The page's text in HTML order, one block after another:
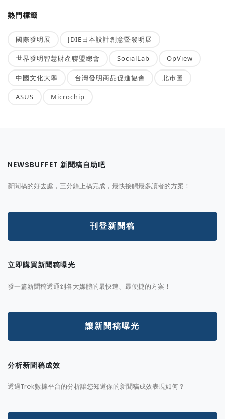
熱門標籤
國際發明展 JDIE日本設計創意暨發明展
世界發明智慧財產聯盟總會 SocialLab OpView
中國文化大學 台灣發明商品促進協會 北市圖
ASUS Microchip
NEWSBUFFET 新聞稿自助吧
新聞稿的好去處，三分鐘上稿完成，最快接觸最多讀者的方案！
刊登新聞稿
立即購買新聞稿曝光
發一篇新聞稿透通到各大媒體的最快速、最便捷的方案！
讓新聞稿曝光
分析新聞稿成效
透過Trek數據平台的分析讓您知道你的新聞稿成效表現如何？